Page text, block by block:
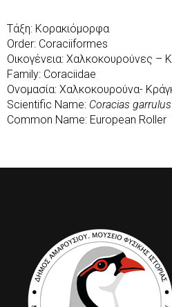
Τάξη: Κορακιόμορφα
Order: Coraciiformes
Οικογένεια: Χαλκοκουρούνες –
Family: Coraciidae
Ονομασία: Χαλκοκουρούνα-
Scientific Name: Coracias garrulus
Common Name: European Roller